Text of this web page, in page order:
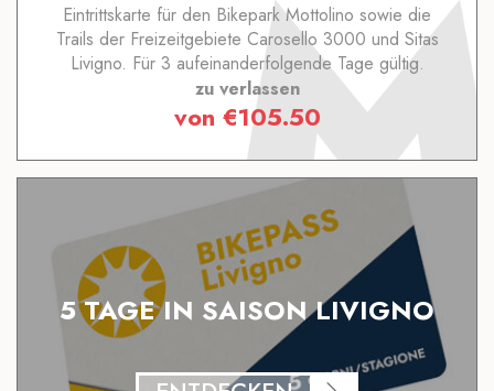
Eintrittskarte für den Bikepark Mottolino sowie die
Trails der Freizeitgebiete Carosello 3000 und Sitas
Livigno. Für 3 aufeinanderfolgende Tage gültig.
zu verlassen
von €105.50
5 TAGE IN SAISON LIVIGNO